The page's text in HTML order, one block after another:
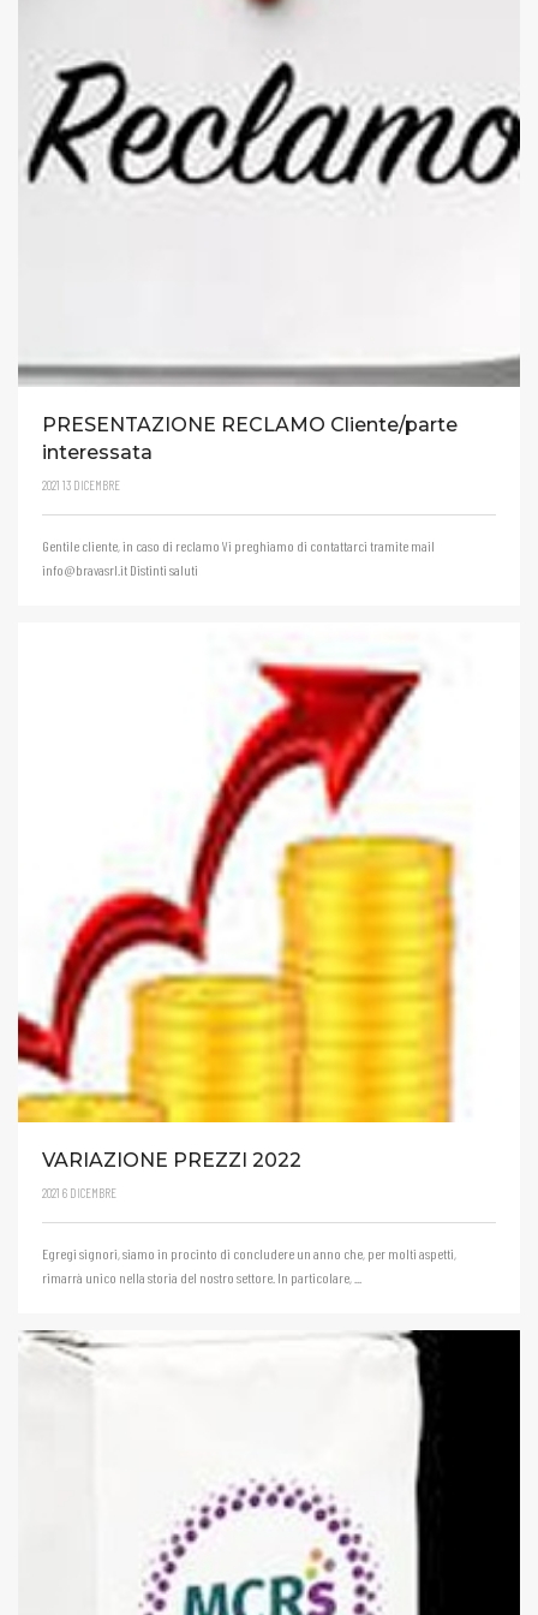
PRESENTAZIONE RECLAMO Cliente/parte
interessata
2021 13 DICEMBRE
Gentile cliente, in caso di reclamo Vi preghiamo di contattarci tramite mail
info@bravasrl.it Distinti saluti
VARIAZIONE PREZZI 2022
2021 6 DICEMBRE
Egregi signori, siamo in procinto di concludere un anno che, per molti aspetti,
rimarrà unico nella storia del nostro settore. In particolare, ...